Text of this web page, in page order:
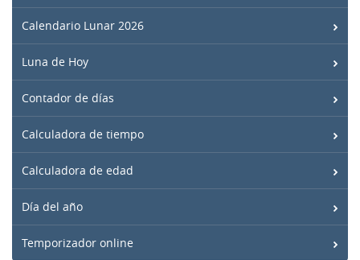
Calendario Lunar 2026
Luna de Hoy
Contador de días
Calculadora de tiempo
Calculadora de edad
Día del año
Temporizador online